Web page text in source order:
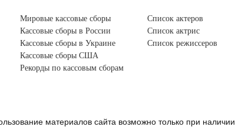
Мировые кассовые сборы
Кассовые сборы в России
Кассовые сборы в Украине
Кассовые сборы США
Рекорды по кассовым сборам
Список актеров
Список актрис
Список режиссеров
материалов сайта возможно только при